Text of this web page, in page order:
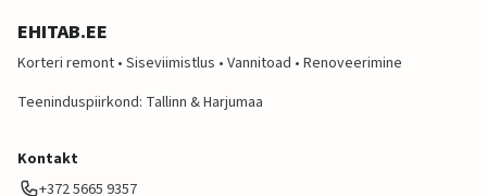
EHITAB.EE
Korteri remont • Siseviimistlus • Vannitoad • Renoveerimine
Teeninduspiirkond: Tallinn & Harjumaa
Kontakt
+372 5665 9357